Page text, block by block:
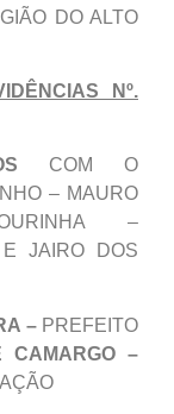
DO ALTO
Nº.
COM O
– MAURO
–
E JAIRO DOS
– PREFEITO
CAMARGO –